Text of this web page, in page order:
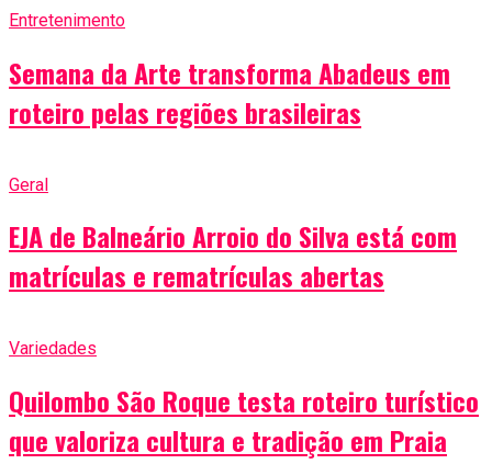
Entretenimento
Semana da Arte transforma Abadeus em
roteiro pelas regiões brasileiras
Geral
EJA de Balneário Arroio do Silva está com
matrículas e rematrículas abertas
Variedades
Quilombo São Roque testa roteiro turístico
que valoriza cultura e tradição em Praia